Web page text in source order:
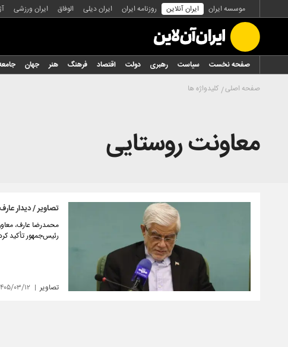
موسسه ایران ایران آنلاین روزنامه ایران ایران دیلی الوفاق ایران ورزشی
صفحه نخست سیاست رهبری دولت اقتصاد فرهنگ هنر جهان
صفحه اصلی کلیدواژه ها
معاونت روستایی
تصاویر / دیدار
محمدرضا عارف،
رئیس‌جمهور تأکید
تصاویر ۱۴۰۵/۰۳/